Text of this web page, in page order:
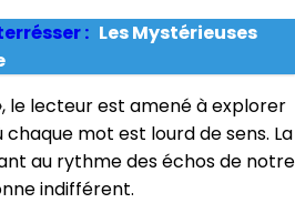
: Les Mystérieuses
le lecteur est amené à explorer
mot est lourd de sens. La
au rythme des échos de notre
indifférent.